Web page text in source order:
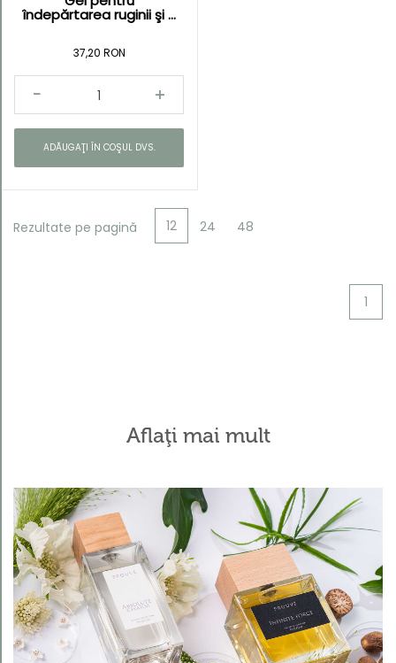
îndepărtarea ruginii şi ...
37,20 RON
ADĂUGAŢI ÎN COŞUL DVS.
Rezultate pe pagină 12 24 48
1
Aflaţi mai mult